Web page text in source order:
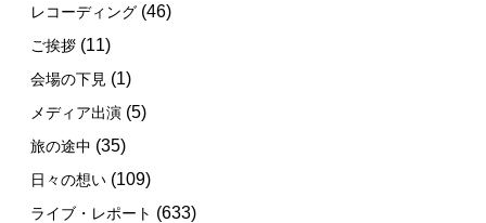
レコーディング (46)
ご挨拶 (11)
会場の下見 (1)
メディア出演 (5)
旅の途中 (35)
日々の想い (109)
ライブ・レポート (633)